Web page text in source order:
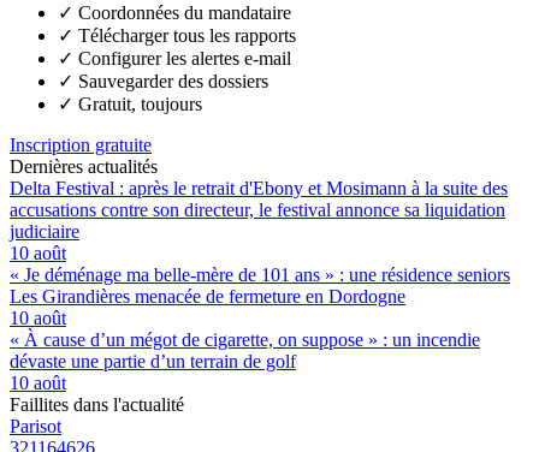
✓ Coordonnées du mandataire
✓ Télécharger tous les rapports
✓ Configurer les alertes e-mail
✓ Sauvegarder des dossiers
✓ Gratuit, toujours
Inscription gratuite
Dernières actualités
Delta Festival : après le retrait d'Ebony et Mosimann à la suite des
accusations contre son directeur, le festival annonce sa liquidation
judiciaire
10 août
« Je déménage ma belle-mère de 101 ans » : une résidence seniors
Les Girandières menacée de fermeture en Dordogne
10 août
« À cause d’un mégot de cigarette, on suppose » : un incendie
dévaste une partie d’un terrain de golf
10 août
Faillites dans l'actualité
Parisot
321164626